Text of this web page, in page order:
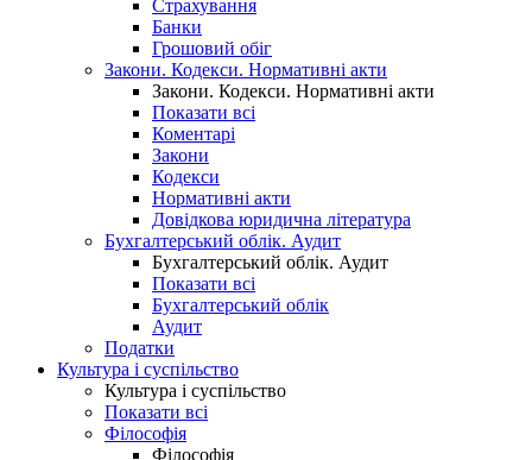
Страхування
Банки
Грошовий обіг
Закони. Кодекси. Нормативні акти
Закони. Кодекси. Нормативні акти
Показати всі
Коментарі
Закони
Кодекси
Нормативні акти
Довідкова юридична література
Бухгалтерський облік. Аудит
Бухгалтерський облік. Аудит
Показати всі
Бухгалтерський облік
Аудит
Податки
Культура і суспільство
Культура і суспільство
Показати всі
Філософія
Філософія